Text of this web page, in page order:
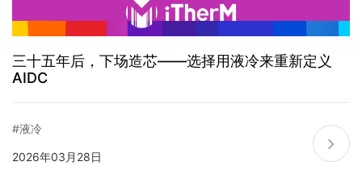
三十五年后，下场造芯——选择用液冷来重新定义
AIDC
#液冷
2026年03月28日